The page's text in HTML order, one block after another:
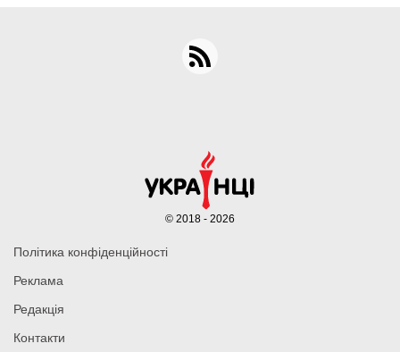
Політика конфіденційності
Реклама
Редакція
Контакти
© 2018 - 2026